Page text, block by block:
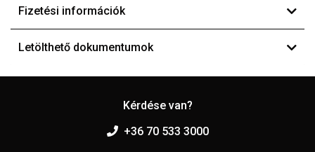
Fizetési információk
Letölthető dokumentumok
Kérdése van?
+36 70 533 3000